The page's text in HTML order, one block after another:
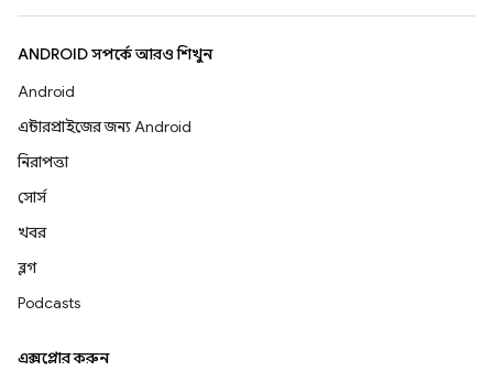
ANDROID সম্পর্কে আরও শিখুন
Android
এন্টারপ্রাইজের জন্য Android
নিরাপত্তা
সোর্স
খবর
ব্লগ
Podcasts
এক্সপ্লোর করুন